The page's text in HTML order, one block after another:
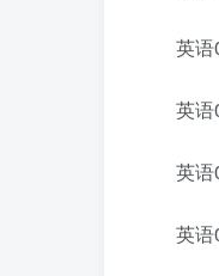
英
英
英
英